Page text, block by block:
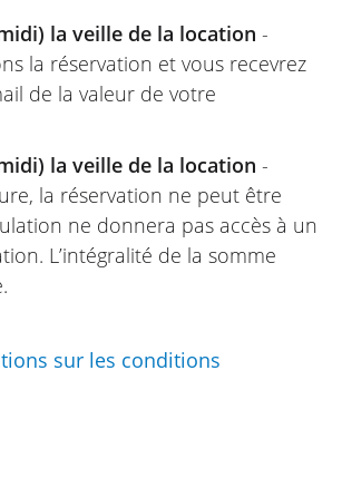
la veille de la location -
la réservation et vous recevrez
de la valeur de votre
la veille de la location -
la réservation ne peut être
ne donnera pas accès à un
L’intégralité de la somme
sur les conditions